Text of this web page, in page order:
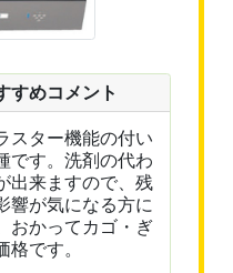
すめコメント
スター機能の付い
です。洗剤の代わ
出来ますので、残
響が気になる方に
おかってカゴ・ぎ
格です。